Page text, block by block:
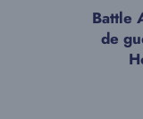
Battle
de